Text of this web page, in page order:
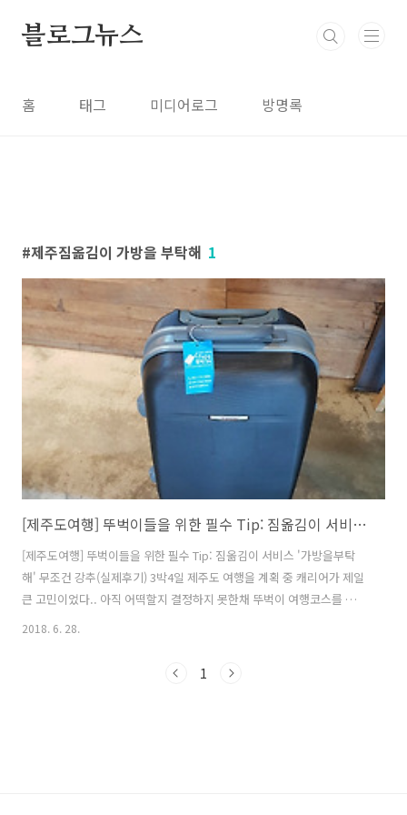
블로그뉴스
홈 태그 미디어로그 방명록
제주짐옮김이 가방을 부탁해 1
[제주도여행] 뚜벅이들을 위한 필수 Tip: 짐옮김이 서비스 '가방을부탁해' 무조건 강추(실제후기)
[제주도여행] 뚜벅이들을 위한 필수 Tip: 짐옮김이 서비스 '가방을부탁
해' 무조건 강추(실제후기) 3박4일 제주도 여행을 계획 중 캐리어가 제일
큰 고민이었다.. 아직 어떡할지 결정하지 못한채 뚜벅이 여행코스를 찾아
보다 우연히 알게된 짐옮김이 서비스 '가방을 부탁해' 제목에 이끌려 '뭐
서비스가 아닌 내가 원하는 장소로 짐을 옮겨주는 서비스!! 알고보니 짐
2018. 6. 28.
1